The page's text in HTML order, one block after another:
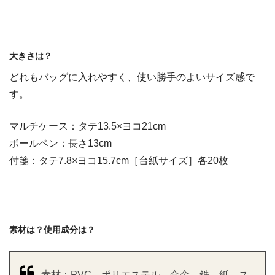
大きさは？
どれもバッグに入れやすく、使い勝手のよいサイズ感で
す。
マルチケース：タテ13.5×ヨコ21cm
ボールペン：長さ13cm
付箋：タテ7.8×ヨコ15.7cm［台紙サイズ］各20枚
素材は？使用成分は？